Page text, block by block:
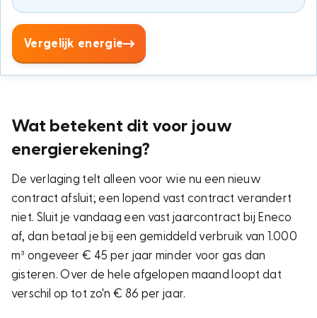
Vergelijk energie
Wat betekent dit voor jouw
energierekening?
De verlaging telt alleen voor wie nu een nieuw
contract afsluit; een lopend vast contract verandert
niet. Sluit je vandaag een vast jaarcontract bij Eneco
af, dan betaal je bij een gemiddeld verbruik van 1.000
m³ ongeveer € 45 per jaar minder voor gas dan
gisteren. Over de hele afgelopen maand loopt dat
verschil op tot zo'n € 86 per jaar.